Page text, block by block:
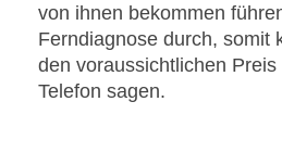
von ihnen bekommen
Ferndiagnose durch, somit
den voraussichtlichen
Telefon sagen.